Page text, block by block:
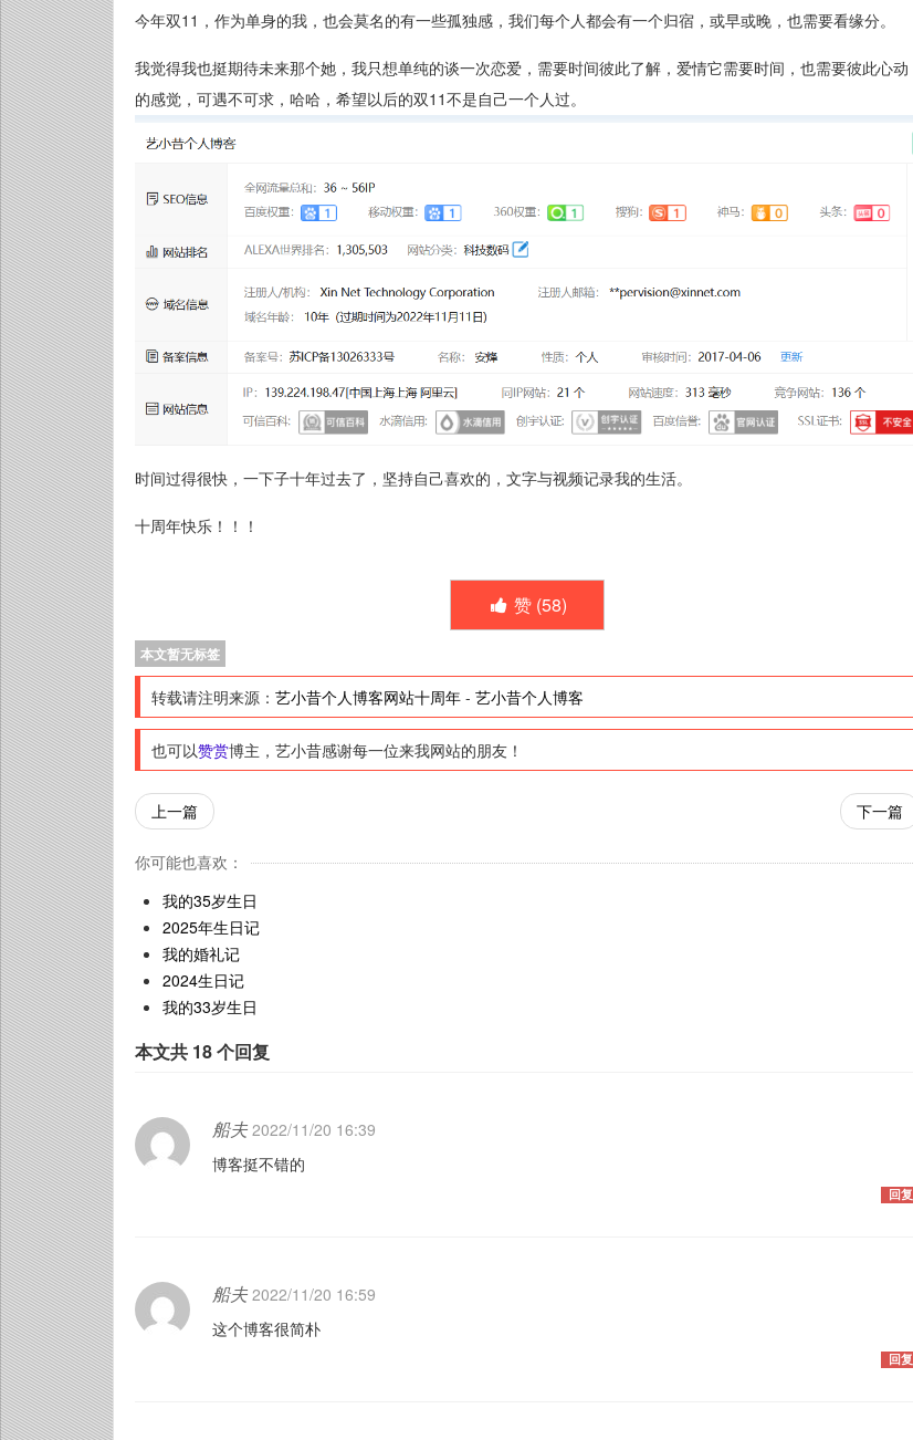
今年双11，作为单身的我，也会莫名的有一些孤独感，我们每个人都会有一个归宿，或早或晚，也需要看缘分。
我觉得我也挺期待未来那个她，我只想单纯的谈一次恋爱，需要时间彼此了解，爱情它需要时间，也需要彼此心动
的感觉，可遇不可求，哈哈，希望以后的双11不是自己一个人过。
时间过得很快，一下子十年过去了，坚持自己喜欢的，文字与视频记录我的生活。
十周年快乐！！！
赞 (58)
本文暂无标签
转载请注明来源： 艺小昔个人博客网站十周年 - 艺小昔个人博客
也可以赞赏博主，艺小昔感谢每一位来我网站的朋友！
上一篇 下一篇
你可能也喜欢：
我的35岁生日
2025年生日记
我的婚礼记
2024生日记
我的33岁生日
本文共 18 个回复
船夫 2022/11/20 16:39
博客挺不错的
回复
船夫 2022/11/20 16:59
这个博客很简朴
回复